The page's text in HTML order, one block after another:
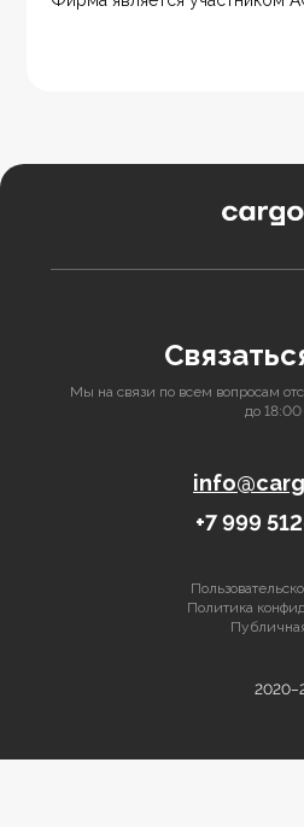
Мы на связи по всем вопросам
до
+7 999
Политика